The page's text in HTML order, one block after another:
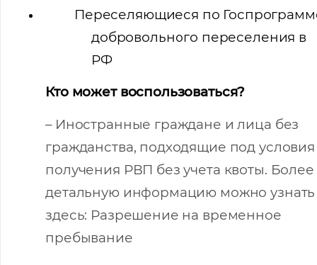
Переселяющиеся по
добровольного переселения в
РФ
Кто может воспользоваться?
– Иностранные граждане и лица без
гражданства, подходящие под условия
получения РВП без учета квоты. Более
детальную информацию можно узнать
здесь: Разрешение на временное
пребывание